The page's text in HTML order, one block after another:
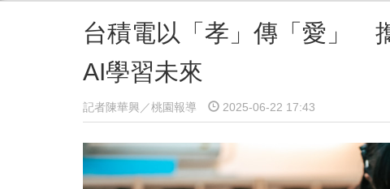
台積電以「孝」傳「愛」
AI學習未來
記者陳華興／桃園報導 2025-06-22 17:43